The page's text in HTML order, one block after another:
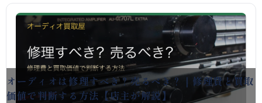
オーディオは修理すべき？売るべき？｜修理費と買取
価値で判断する方法【店主が解説】